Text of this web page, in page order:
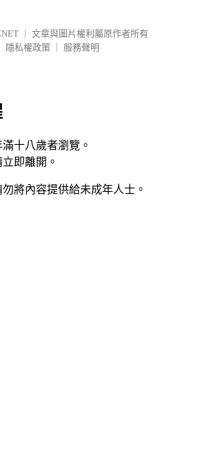
文章與圖片權利屬原作者所有
隱私權政策
服務聲明
十八歲者瀏覽。
即離開。
將內容提供給未成年人士。